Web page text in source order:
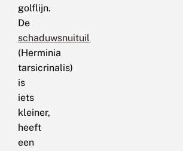
golflijn.
De
schaduwsnuituil
(Herminia
tarsicrinalis)
is
iets
kleiner,
heeft
een